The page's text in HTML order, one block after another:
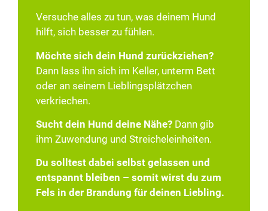
Versuche alles zu tun, was deinem Hund
hilft, sich besser zu fühlen.
Möchte sich dein Hund zurückziehen?
Dann lass ihn sich im Keller, unterm Bett
oder an seinem Lieblingsplätzchen
verkriechen.
Sucht dein Hund deine Nähe? Dann gib
ihm Zuwendung und Streicheleinheiten.
Du solltest dabei selbst gelassen und
entspannt bleiben – somit wirst du zum
Fels in der Brandung für deinen Liebling.